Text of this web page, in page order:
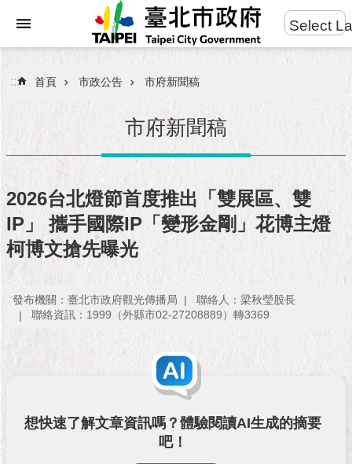
進
搜
民
服
務
市
團
隊
Select
::: 首頁 市政公告 市府新聞稿
市府新聞稿
2026台北燈節首度推出「雙展區、雙
IP」 攜手國際IP「變形金剛」花博主燈
柯博文搶先曝光
發布機關：臺北市政府觀光傳播局
聯絡人：梁秋瑩股長
聯絡資訊：1999（外縣市02-27208889）轉3369
想快速了解文章資訊嗎？體驗閱讀AI生成的摘要
吧！